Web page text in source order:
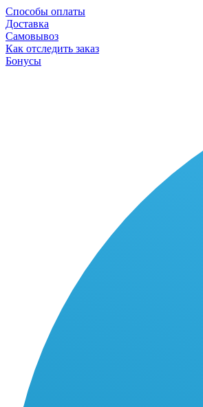
Способы оплаты
Доставка
Самовывоз
Как отследить заказ
Бонусы